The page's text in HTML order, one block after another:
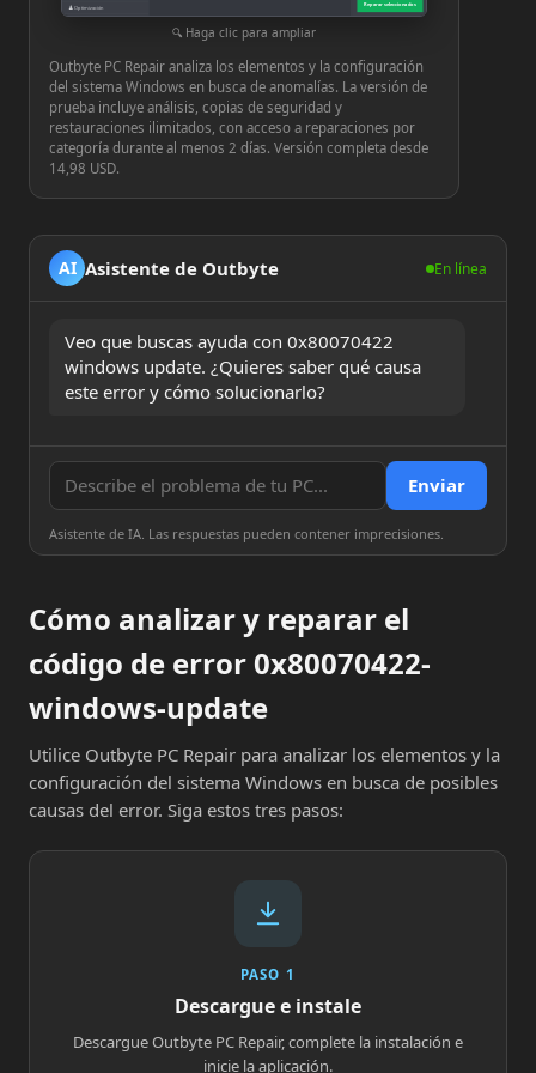
♟Optimización
Reparar seleccionados
Haga clic para ampliar
Outbyte PC Repair analiza los elementos y la configuración
del sistema Windows en busca de anomalías. La versión de
prueba incluye análisis, copias de seguridad y
restauraciones ilimitados, con acceso a reparaciones por
categoría durante al menos 2 días. Versión completa desde
14,98 USD.
AI Asistente de Outbyte En línea
Veo que buscas ayuda con 0x80070422
windows update. ¿Quieres saber qué causa
este error y cómo solucionarlo?
Enviar
Asistente de IA. Las respuestas pueden contener imprecisiones.
Cómo analizar y reparar el
código de error 0x80070422-
windows-update
Utilice Outbyte PC Repair para analizar los elementos y la
configuración del sistema Windows en busca de posibles
causas del error. Siga estos tres pasos:
PASO 1
Descargue e instale
Descargue Outbyte PC Repair, complete la instalación e
inicie la aplicación.